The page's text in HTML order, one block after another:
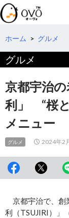
検
索
コ
テ
ツ
へ
移
動
ホーム > グルメ
グルメ
京都宇治
利」 “桜
メニュー
グルメ 2024年2
京都宇治で、創
利（TSUJIRI）」